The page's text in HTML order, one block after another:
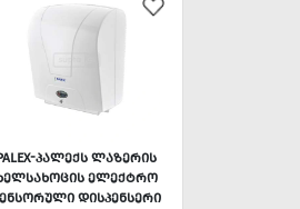
ᲞᲐᲚᲔᲥᲡ ᲚᲐᲖᲔᲠᲘᲡ
ᲔᲚᲔᲥᲢᲠᲝ
ᲓᲘᲡᲞᲔᲜᲡᲔᲠᲘ